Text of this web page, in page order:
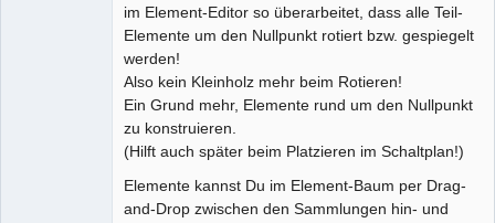
im Element-Editor so überarbeitet, dass alle Teil-
Elemente um den Nullpunkt rotiert bzw. gespiegelt
werden!
Also kein Kleinholz mehr beim Rotieren!
Ein Grund mehr, Elemente rund um den Nullpunkt
zu konstruieren.
(Hilft auch später beim Platzieren im Schaltplan!)
Elemente kannst Du im Element-Baum per Drag-
and-Drop zwischen den Sammlungen hin- und